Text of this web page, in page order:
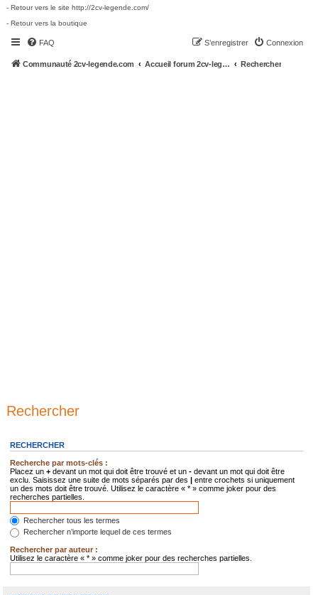
- Retour vers le site http://2cv-legende.com/
- Retour vers la boutique
FAQ Connexion
S’enregistrer
Communauté 2cv-legende.com Accueil forum 2cv-legende.com Rechercher
Rechercher
RECHERCHER
Recherche par mots-clés :
Placez un + devant un mot qui doit être trouvé et un - devant un mot qui doit être
exclu. Saisissez une suite de mots séparés par des | entre crochets si uniquement
un des mots doit être trouvé. Utilisez le caractère « * » comme joker pour des
recherches partielles.
Rechercher tous les termes
Rechercher n’importe lequel de ces termes
Rechercher par auteur :
Utilisez le caractère « * » comme joker pour des recherches partielles.